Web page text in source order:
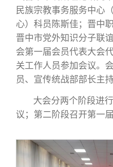
民族宗教事务服务中心
心）科员陈斯佳；晋中
晋中市党外知识分子联
会第一届会员代表大会
关工作人员参加会议。
员、宣传统战部部长主持
大会分两个阶段进
议；第二阶段召开第一